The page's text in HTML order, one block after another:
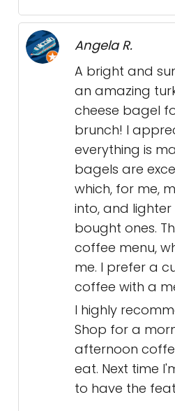
Angela R.
A bright and
an amazing
cheese bagel
brunch! I
everything is
bagels are
which, for me,
into, and
bought ones.
coffee menu,
me. I prefer a
coffee with a
I highly
Shop for a
afternoon
eat. Next time
to have the